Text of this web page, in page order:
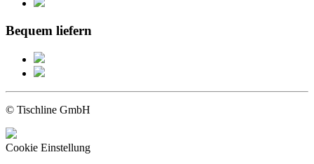
Bequem liefern
© Tischline GmbH
Cookie Einstellung